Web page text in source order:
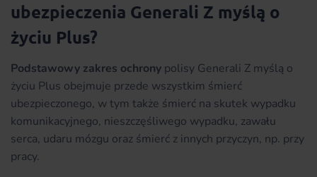
ubezpieczenia Generali Z myślą o
życiu Plus?
Podstawowy zakres ochrony polisy Generali Z myślą o
życiu Plus obejmuje przede wszystkim śmierć
ubezpieczonego, w tym także śmierć na skutek wypadku
komunikacyjnego, nieszczęśliwego wypadku, zawału
serca, udaru mózgu oraz śmierć z innych przyczyn, np. przy
pracy.